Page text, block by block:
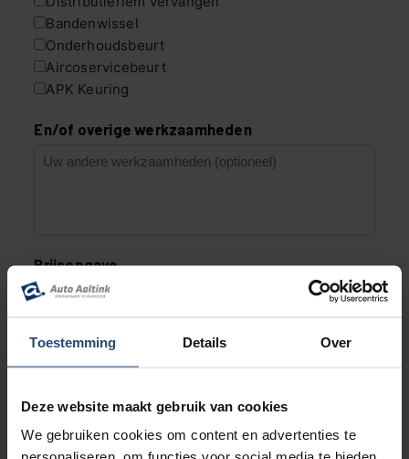
Toestemming Details Over
Deze website maakt gebruik van cookies
We gebruiken cookies om content en advertenties te